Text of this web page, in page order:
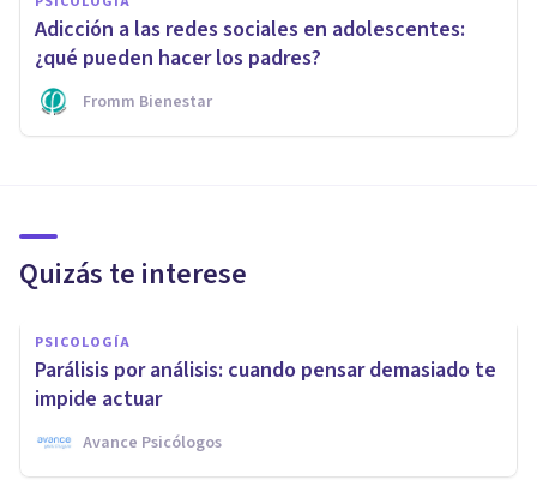
Adicción a las redes sociales en adolescentes:
¿qué pueden hacer los padres?
Fromm Bienestar
Quizás te interese
PSICOLOGÍA
Parálisis por análisis: cuando pensar demasiado te
impide actuar
Avance Psicólogos